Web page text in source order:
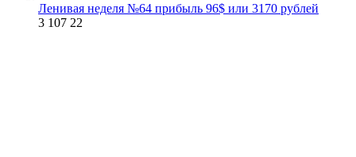
Ленивая неделя №64 прибыль 96$ или 3170 рублей
3 107 22